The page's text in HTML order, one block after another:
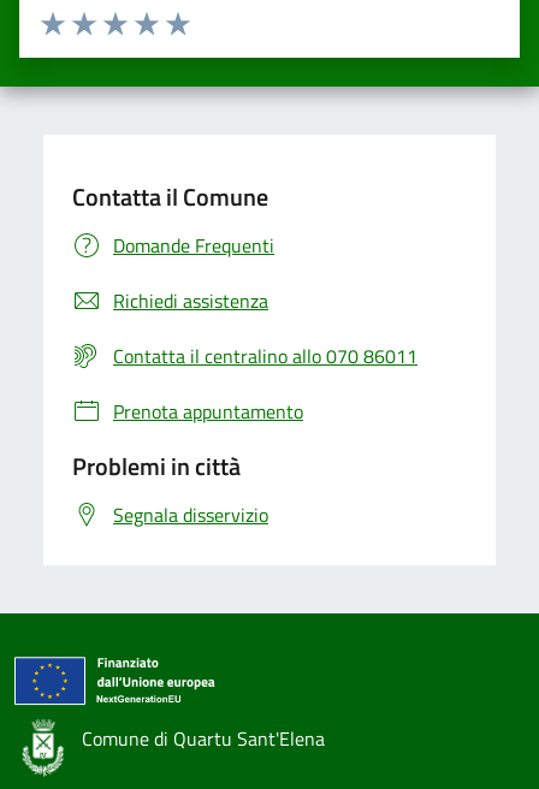
Valuta da 1 a 5 stelle la pagina
Valuta 5 stelle su 5
Valuta 4 stelle su 5
Valuta 3 stelle su 5
Valuta 2 stelle su 5
Valuta una stella su 5
Contatta il Comune
Domande Frequenti
Richiedi assistenza
Contatta il centralino allo 070 86011
Prenota appuntamento
Problemi in città
Segnala disservizio
Comune di Quartu Sant'Elena